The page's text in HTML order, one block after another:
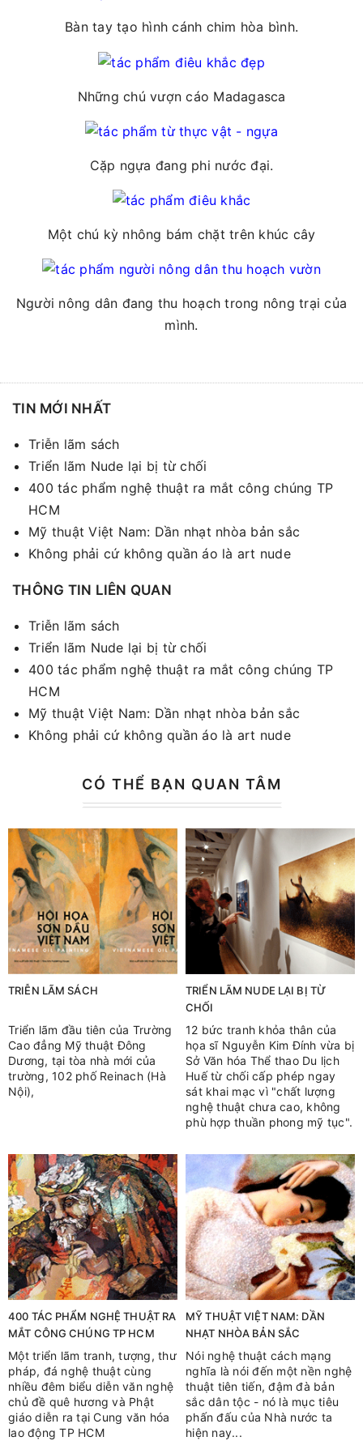
Bàn tay tạo hình cánh chim hòa bình.
Những chú vượn cáo Madagasca
Cặp ngựa đang phi nước đại.
Một chú kỳ nhông bám chặt trên khúc cây
Người nông dân đang thu hoạch trong nông trại của
mình.
TIN MỚI NHẤT
Triễn lãm sách
Triển lãm Nude lại bị từ chối
400 tác phẩm nghệ thuật ra mắt công chúng TP
HCM
Mỹ thuật Việt Nam: Dần nhạt nhòa bản sắc
Không phải cứ không quần áo là art nude
THÔNG TIN LIÊN QUAN
Triễn lãm sách
Triển lãm Nude lại bị từ chối
400 tác phẩm nghệ thuật ra mắt công chúng TP
HCM
Mỹ thuật Việt Nam: Dần nhạt nhòa bản sắc
Không phải cứ không quần áo là art nude
CÓ THỂ BẠN QUAN TÂM
TRIỄN LÃM SÁCH
Triển lãm đầu tiên của Trường
Cao đẳng Mỹ thuật Đông
Dương, tại tòa nhà mới của
trường, 102 phố Reinach (Hà
Nội),
TRIỂN LÃM NUDE LẠI BỊ TỪ
CHỐI
12 bức tranh khỏa thân của
họa sĩ Nguyễn Kim Đính vừa bị
Sở Văn hóa Thể thao Du lịch
Huế từ chối cấp phép ngay
sát khai mạc vì "chất lượng
nghệ thuật chưa cao, không
phù hợp thuần phong mỹ tục".
400 TÁC PHẨM NGHỆ THUẬT RA
MẮT CÔNG CHÚNG TP HCM
Một triển lãm tranh, tượng, thư
pháp, đá nghệ thuật cùng
nhiều đêm biểu diễn văn nghệ
chủ đề quê hương và Phật
giáo diễn ra tại Cung văn hóa
lao động TP HCM
MỸ THUẬT VIỆT NAM: DẦN
NHẠT NHÒA BẢN SẮC
Nói nghệ thuật cách mạng
nghĩa là nói đến một nền nghệ
thuật tiên tiến, đậm đà bản
sắc dân tộc - nó là mục tiêu
phấn đấu của Nhà nước ta
hiện nay...